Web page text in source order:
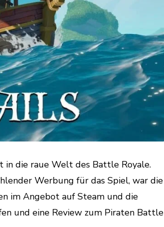
in die raue Welt des Battle Royale.
Werbung für das Spiel, war die
im Angebot auf Steam und die
und eine Review zum Piraten Battle